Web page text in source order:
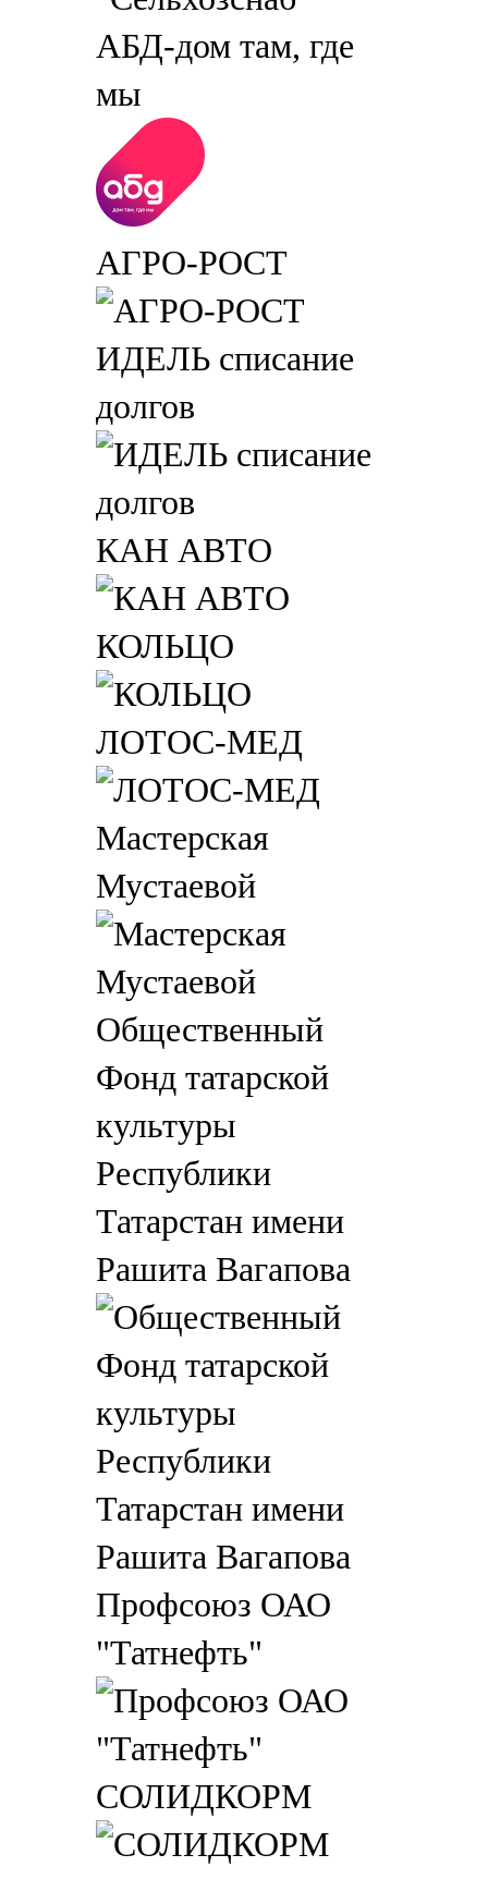
АБД-дом там, где
мы
АГРО-РОСТ
ИДЕЛЬ списание
долгов
КАН АВТО
КОЛЬЦО
ЛОТОС-МЕД
Мастерская
Мустаевой
Общественный
Фонд татарской
культуры
Республики
Татарстан имени
Рашита Вагапова
Профсоюз ОАО
"Татнефть"
СОЛИДКОРМ